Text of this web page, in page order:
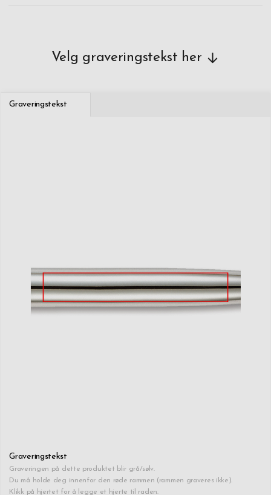
Velg graveringstekst her
Graveringstekst
Graveringstekst
Graveringen på dette produktet blir grå/sølv.
Du må holde deg innenfor den røde rammen (rammen graveres ikke).
Klikk på hjertet for å legge et hjerte til raden.